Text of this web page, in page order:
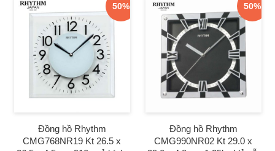
50%
Đồng hồ Rhythm
CMG768NR19 Kt 26.5 x
50%
Đồng hồ Rhythm
CMG990NR02 Kt 29.0 x